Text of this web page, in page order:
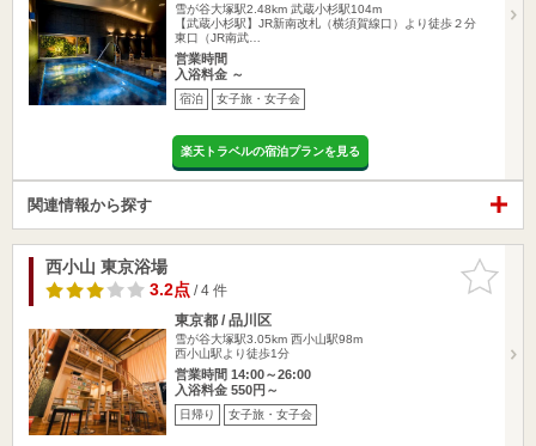
雪が谷大塚駅2.48km 武蔵小杉駅104m
【武蔵小杉駅】JR新南改札（横須賀線口）より徒歩２分
東口（JR南武…
営業時間
入浴料金 ～
宿泊 女子旅・女子会
楽天トラベルの宿泊プランを見る
関連情報から探す
お気に入
りに追加
西小山 東京浴場
3.2点/ 4 件
東京都 / 品川区
雪が谷大塚駅3.05km 西小山駅98m
西小山駅より徒歩1分
営業時間 14:00～26:00
入浴料金 550円～
日帰り 女子旅・女子会